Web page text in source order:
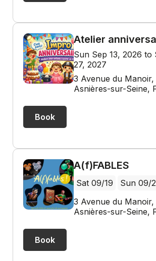
Atelier
Sun Sep 13, 2026 to
27, 2027
3 Avenue du
Asnières-sur-Seine,
Book
A(f)FABLES
Sat 09/19
Sun 09/
3 Avenue du
Asnières-sur-Seine,
Book